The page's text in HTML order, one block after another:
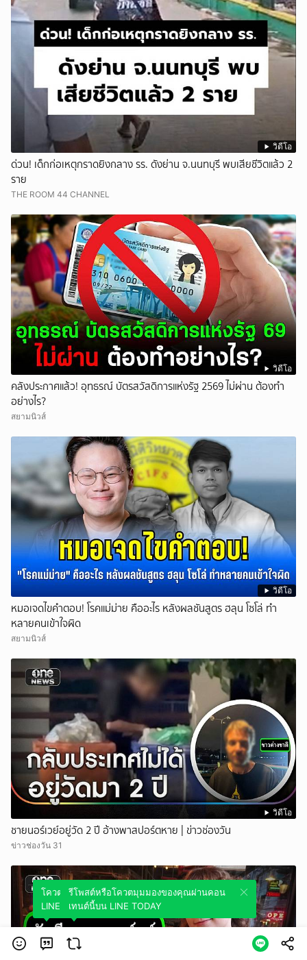
วิดีโอ
ด่วน! เด็กก่อเหตุกราดยิงกลาง รร. ดังย่าน จ.นนทบุรี พบเสียชีวิตแล้ว 2
ราย
THE ROOM 44 CHANNEL
วิดีโอ
คลังประกาศแล้ว! อุทธรณ์ บัตรสวัสดิการแห่งรัฐ 2569 ไม่ผ่าน ต้องทำ
อย่างไร?
สยามนิวส์
วิดีโอ
หมอเจดไขคำตอบ! โรคแม่ม่าย คืออะไร หลังผลชันสูตร ฮลุน โซโล่ ทำ
หลายคนเข้าใจผิด
สยามนิวส์
วิดีโอ
ชายนอร์เวย์อยู่วัด 2 ปี อ้างพาสปอร์ตหาย | ข่าวช่องวัน
ข่าวช่องวัน 31
โควตมุมมองของคุณผ่านคอนเทนต์นี้บน
LINE TODAY
รีโพสต์หรือโควตมุมมองของคุณผ่านคอน
เทนต์นี้บน LINE TODAY